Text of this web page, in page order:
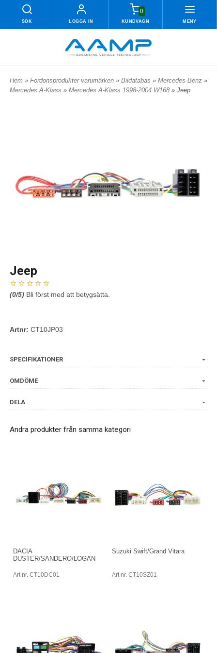
SÖK LOGGA IN
0
KUNDVAGN MENY
Hem » Fordonsprodukter varumärken » Bildatabas » Mercedes-Benz »
Mercedes A-Klass » Mercedes A-Klass 1998-2004 W168 » Jeep
Jeep
(0/5) Bli först med att betygsätta.
Artnr: CT10JP03
SPECIFIKATIONER
OMDÖME
DELA
Andra produkter från samma kategori
DACIA
DUSTER/SANDERO/LOGAN
Art nr. CT10DC01
Suzuki Swift/Grand Vitara
Art nr. CT10SZ01